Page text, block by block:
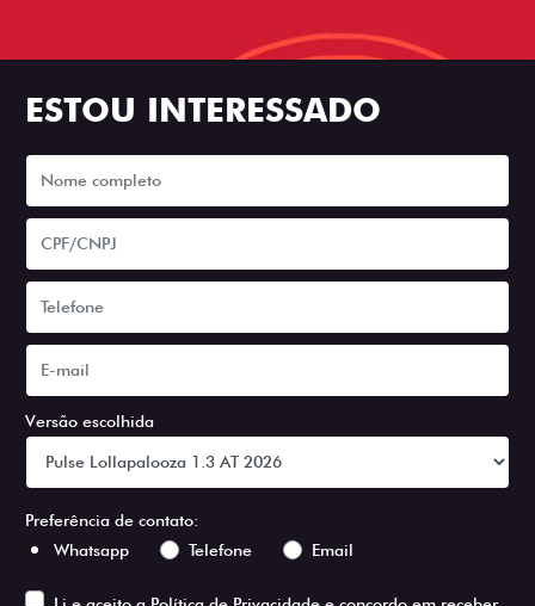
ESTOU INTERESSADO
Versão escolhida
Preferência de contato:
Whatsapp
Telefone Email